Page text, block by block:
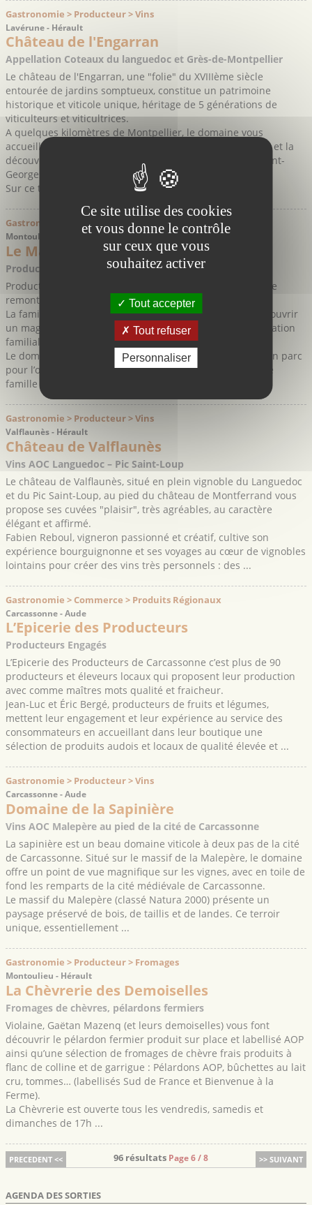
Gastronomie > Producteur > Vins
Lavérune - Hérault
Château de l'Engarran
Appellation Coteaux du languedoc et Grès-de-Montpellier
Le château de l'Engarran, une "folie" du XVIIIème siècle
entourée de jardins somptueux, constitue un patrimoine
historique et viticole unique, héritage de 5 générations de
viticulteurs et viticultrices.
A quelques kilomètres de Montpellier, le domaine vous
accueille pour la visite du château, du musée de la vigne et la
découverte de ses grands vins, typiques du terroir de saint-
Georges-d'Orques.
Sur ce terroir ...
Gastronomie > Producteur > Vins
Montoulieu - Hérault
Le Mas de Pradines
Producteur de vins et hébergements au domaine
Production et vente directe de vins au cœur d’un domaine
remontant au XIVème siècle.
La famille Lapousterle vous accueille pour vous faire découvrir
un magnifique lieu entouré de vignes et abritant l’exploitation
familiale viticole.
Le domaine propose également des logements ainsi qu’un parc
pour l’organisation d’événements : mariages, réunions de
famille ou d’amis ; dans un ...
Gastronomie > Producteur > Vins
Valflaunès - Hérault
Château de Valflaunès
Vins AOC Languedoc – Pic Saint-Loup
Le château de Valflaunès, situé en plein vignoble du Languedoc
et du Pic Saint-Loup, au pied du château de Montferrand vous
propose ses cuvées "plaisir", très agréables, au caractère
élégant et affirmé.
Fabien Reboul, vigneron passionné et créatif, cultive son
expérience bourguignonne et ses voyages au cœur de vignobles
lointains pour créer des vins très personnels : des ...
Gastronomie > Commerce > Produits Régionaux
Carcassonne - Aude
L’Epicerie des Producteurs
Producteurs Engagés
L’Epicerie des Producteurs de Carcassonne c’est plus de 90
producteurs et éleveurs locaux qui proposent leur production
avec comme maîtres mots qualité et fraicheur.
Jean-Luc et Éric Bergé, producteurs de fruits et légumes,
mettent leur engagement et leur expérience au service des
consommateurs en accueillant dans leur boutique une
sélection de produits audois et locaux de qualité élevée et ...
Gastronomie > Producteur > Vins
Carcassonne - Aude
Domaine de la Sapinière
Vins AOC Malepère au pied de la cité de Carcassonne
La sapinière est un beau domaine viticole à deux pas de la cité
de Carcassonne. Situé sur le massif de la Malepère, le domaine
offre un point de vue magnifique sur les vignes, avec en toile de
fond les remparts de la cité médiévale de Carcassonne.
Le massif du Malepère (classé Natura 2000) présente un
paysage préservé de bois, de taillis et de landes. Ce terroir
unique, essentiellement ...
Gastronomie > Producteur > Fromages
Montoulieu - Hérault
La Chèvrerie des Demoiselles
Fromages de chèvres, pélardons fermiers
Violaine, Gaëtan Mazenq (et leurs demoiselles) vous font
découvrir le pélardon fermier produit sur place et labellisé AOP
ainsi qu’une sélection de fromages de chèvre frais produits à
flanc de colline et de garrigue : Pélardons AOP, bûchettes au lait
cru, tommes… (labellisés Sud de France et Bienvenue à la
Ferme).
La Chèvrerie est ouverte tous les vendredis, samedis et
dimanches de 17h ...
PRECEDENT << >> SUIVANT
96 résultats Page 6 / 8
AGENDA DES SORTIES
Ce site utilise des cookies
et vous donne le contrôle
sur ceux que vous
souhaitez activer
Tout accepter
Tout refuser
Personnaliser